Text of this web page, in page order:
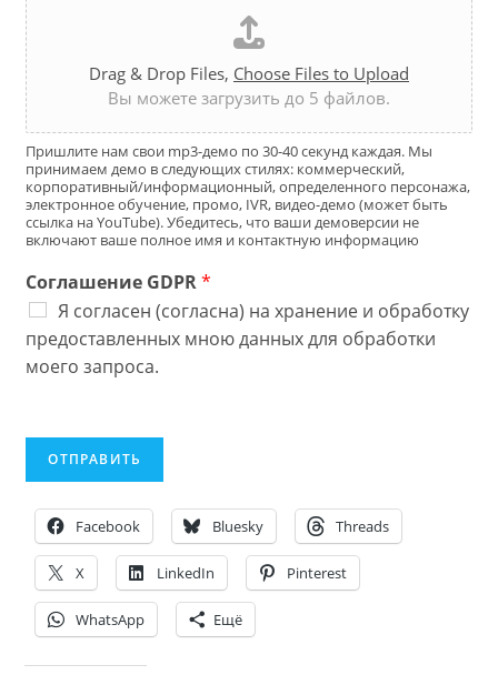
Drag & Drop Files, Choose Files to Upload
Вы можете загрузить до 5 файлов.
Пришлите нам свои mp3-демо по 30-40 секунд каждая. Мы
принимаем демо в следующих стилях: коммерческий,
корпоративный/информационный, определенного персонажа,
электронное обучение, промо, IVR, видео-демо (может быть
ссылка на YouTube). Убедитесь, что ваши демоверсии не
включают ваше полное имя и контактную информацию
Соглашение GDPR*
Я согласен (согласна) на хранение и обработку
предоставленных мною данных для обработки
моего запроса.
ОТПРАВИТЬ
Facebook Bluesky Threads
X LinkedIn Pinterest
WhatsApp Ещё